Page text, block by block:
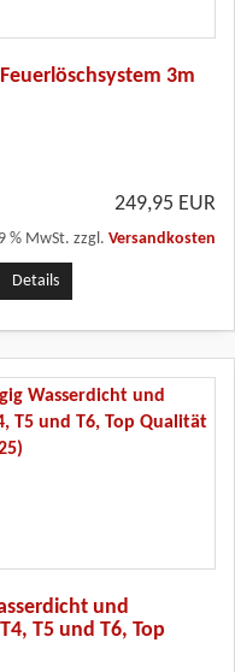
3m
249,95 EUR
% MwSt. zzgl. Versandkosten
Details
und
T5 und T6, Top